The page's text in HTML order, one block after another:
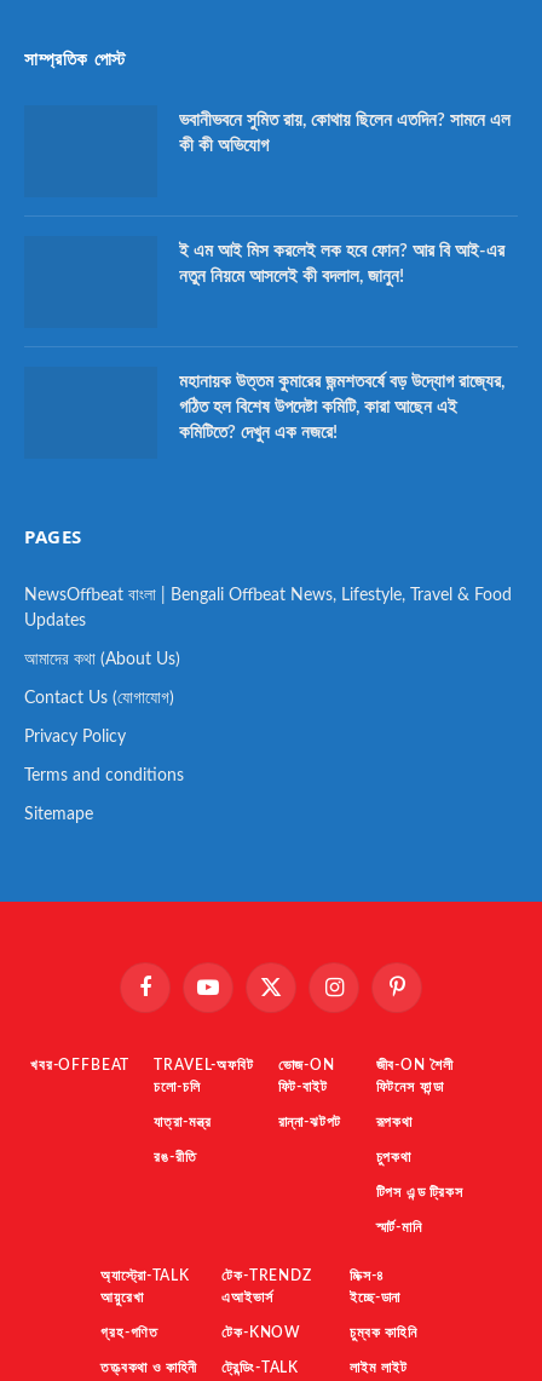
সাম্প্রতিক পোস্ট
ভবানীভবনে সুমিত রায়, কোথায় ছিলেন এতদিন? সামনে এল
কী কী অভিযোগ
ই এম আই মিস করলেই লক হবে ফোন? আর বি আই-এর
নতুন নিয়মে আসলেই কী বদলাল, জানুন!
মহানায়ক উত্তম কুমারের জন্মশতবর্ষে বড় উদ্যোগ রাজ্যের,
গঠিত হল বিশেষ উপদেষ্টা কমিটি, কারা আছেন এই
কমিটিতে? দেখুন এক নজরে!
PAGES
NewsOffbeat বাংলা | Bengali Offbeat News, Lifestyle, Travel & Food
Updates
আমাদের কথা (About Us)
Contact Us (যোগাযোগ)
Privacy Policy
Terms and conditions
Sitemape
FacebookYouTube X
InstagramPinterest
খবর-OFFBEAT
TRAVEL-অফবিট
চলো-চলি
যাত্রা-মন্ত্র
রঙ-রীতি
ভোজ-ON
ফিট-বাইট
রান্না-ঝটপট
জীব-ON শৈলী
ফিটনেস ফান্ডা
রূপকথা
চুপকথা
টিপস এন্ড ট্রিকস
স্মার্ট-মানি
অ্যাস্ট্রো-TALK
আয়ুরেখা
গ্রহ-গণিত
তত্ত্বকথা ও কাহিনী
টেক-TRENDZ
এআইভার্স
টেক-KNOW
ট্রেন্ডিং-TALK
মিক্স-৪
ইচ্ছে-ডানা
চুম্বক কাহিনি
লাইম লাইট